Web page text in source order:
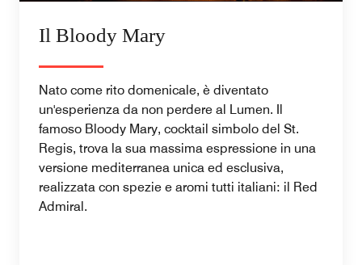
Il Bloody Mary
Nato come rito domenicale, è diventato
un'esperienza da non perdere al Lumen. Il
famoso Bloody Mary, cocktail simbolo del St.
Regis, trova la sua massima espressione in una
versione mediterranea unica ed esclusiva,
realizzata con spezie e aromi tutti italiani: il Red
Admiral.